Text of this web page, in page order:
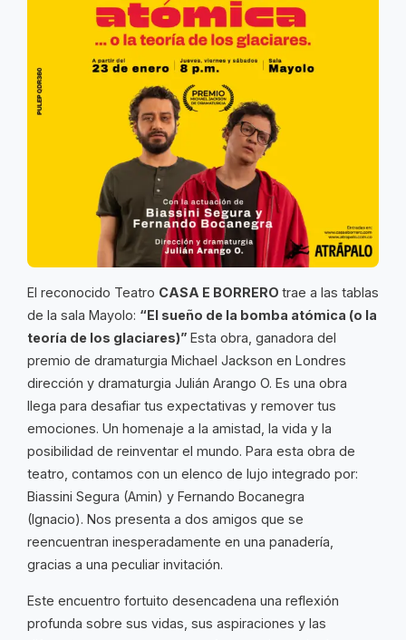
El reconocido Teatro CASA E BORRERO trae a las tablas
de la sala Mayolo: “El sueño de la bomba atómica (o la
teoría de los glaciares)” Esta obra, ganadora del
premio de dramaturgia Michael Jackson en Londres
dirección y dramaturgia Julián Arango O. Es una obra
llega para desafiar tus expectativas y remover tus
emociones. Un homenaje a la amistad, la vida y la
posibilidad de reinventar el mundo. Para esta obra de
teatro, contamos con un elenco de lujo integrado por:
Biassini Segura (Amin) y Fernando Bocanegra
(Ignacio). Nos presenta a dos amigos que se
reencuentran inesperadamente en una panadería,
gracias a una peculiar invitación.
Este encuentro fortuito desencadena una reflexión
profunda sobre sus vidas, sus aspiraciones y las